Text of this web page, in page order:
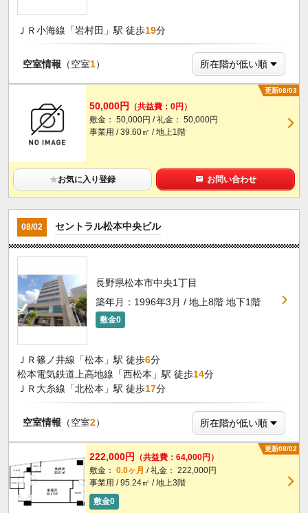
ＪＲ小海線「岩村田」駅 徒歩19分
空室情報 （空室1）
更新08/03
50,000円
（共益費：0円）
敷金： 50,000円 / 礼金： 50,000円
事業用 / 39.60㎡ / 地上1階
★お気に入り登録 お問い合わせ
08/02 セントラル松本中央ビル
長野県松本市中央1丁目
築年月：1996年3月 / 地上8階 地下1階
敷金0
ＪＲ篠ノ井線「松本」駅 徒歩6分
松本電気鉄道上高地線「西松本」駅 徒歩14分
ＪＲ大糸線「北松本」駅 徒歩17分
空室情報 （空室2）
更新08/02
222,000円 （共益費：64,000円）
敷金： 0.0ヶ月 / 礼金： 222,000円
事業用 / 95.24㎡ / 地上3階
敷金0